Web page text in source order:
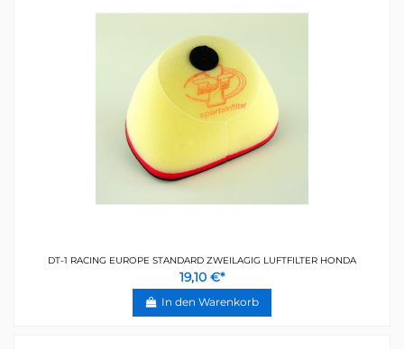
DT-1 RACING EUROPE STANDARD ZWEILAGIG LUFTFILTER HONDA
19,10 €*
In den Warenkorb